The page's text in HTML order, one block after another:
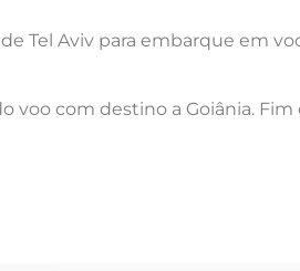
Tel Aviv para embarque em
voo com destino a Goiânia. Fim